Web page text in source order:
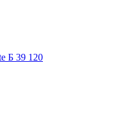
Б 39 120